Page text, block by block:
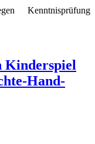
Kenntnisprüfung
Kinderspiel
Hand-